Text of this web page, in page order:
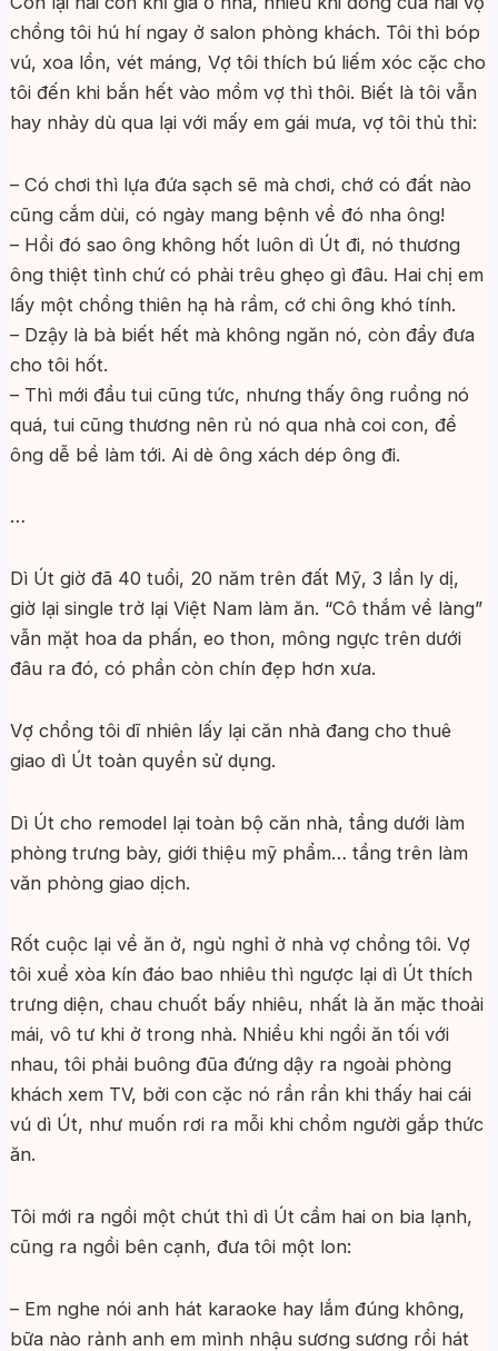
chồng tôi hú hí ngay ở salon phòng khách. Tôi thì bóp
vú, xoa lồn, vét máng, Vợ tôi thích bú liếm xóc cặc cho
tôi đến khi bắn hết vào mồm vợ thì thôi. Biết là tôi vẫn
hay nhảy dù qua lại với mấy em gái mưa, vợ tôi thủ thỉ:
– Có chơi thì lựa đứa sạch sẽ mà chơi, chớ có đất nào
cũng cắm dùi, có ngày mang bệnh về đó nha ông!
– Hồi đó sao ông không hốt luôn dì Út đi, nó thương
ông thiệt tình chứ có phải trêu ghẹo gì đâu. Hai chị em
lấy một chồng thiên hạ hà rầm, cớ chi ông khó tính.
– Dzậy là bà biết hết mà không ngăn nó, còn đẩy đưa
cho tôi hốt.
– Thì mới đầu tui cũng tức, nhưng thấy ông ruồng nó
quá, tui cũng thương nên rủ nó qua nhà coi con, để
ông dễ bề làm tới. Ai dè ông xách dép ông đi.
…
Dì Út giờ đã 40 tuổi, 20 năm trên đất Mỹ, 3 lần ly dị,
giờ lại single trở lại Việt Nam làm ăn. “Cô thắm về làng”
vẫn mặt hoa da phấn, eo thon, mông ngực trên dưới
đâu ra đó, có phần còn chín đẹp hơn xưa.
Vợ chồng tôi dĩ nhiên lấy lại căn nhà đang cho thuê
giao dì Út toàn quyền sử dụng.
Dì Út cho remodel lại toàn bộ căn nhà, tầng dưới làm
phòng trưng bày, giới thiệu mỹ phẩm… tầng trên làm
văn phòng giao dịch.
Rốt cuộc lại về ăn ở, ngủ nghỉ ở nhà vợ chồng tôi. Vợ
tôi xuề xòa kín đáo bao nhiêu thì ngược lại dì Út thích
trưng diện, chau chuốt bấy nhiêu, nhất là ăn mặc thoải
mái, vô tư khi ở trong nhà. Nhiều khi ngồi ăn tối với
nhau, tôi phải buông đũa đứng dậy ra ngoài phòng
khách xem TV, bởi con cặc nó rần rần khi thấy hai cái
vú dì Út, như muốn rơi ra mỗi khi chồm người gắp thức
ăn.
Tôi mới ra ngồi một chút thì dì Út cầm hai on bia lạnh,
cũng ra ngồi bên cạnh, đưa tôi một lon:
– Em nghe nói anh hát karaoke hay lắm đúng không,
bữa nào rảnh anh em mình nhậu sương sương rồi hát